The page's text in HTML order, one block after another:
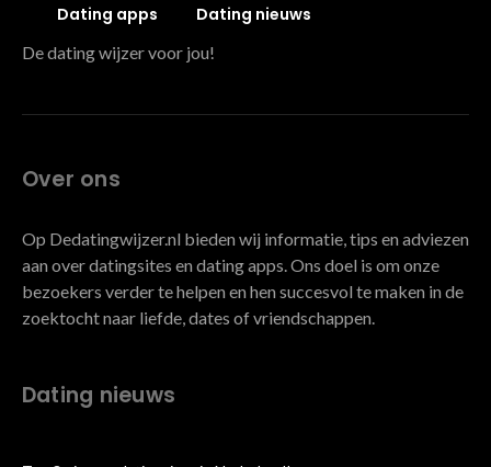
Dating apps
Dating nieuws
De dating wijzer voor jou!
Over ons
Op Dedatingwijzer.nl bieden wij informatie, tips en adviezen
aan over datingsites en dating apps. Ons doel is om onze
bezoekers verder te helpen en hen succesvol te maken in de
zoektocht naar liefde, dates of vriendschappen.
Dating nieuws